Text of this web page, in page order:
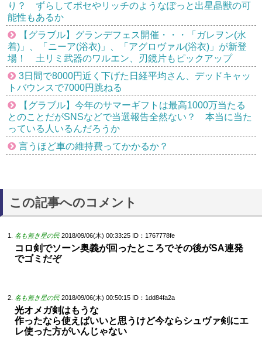
り？ ずらしてポセやリッチのようなぽっと出星晶獣の可
能性もあるか
【グラブル】グランデフェス開催・・・「ガレヲン(水
着)」、「ニーア(浴衣)」、「アグロヴァル(浴衣)」が新登
場！ 土リミ武器のワルエン、刃鏡片もピックアップ
3日間で8000円近く下げた日経平均さん、デッドキャッ
トバウンスで7000円跳ねる
【グラブル】今年のサマーギフトは最高1000万当たる
とのことだがSNSなどで当選報告全然ない？ 本当に当た
っている人いるんだろうか
言うほど車の維持費ってかかるか？
この記事へのコメント
名も無き星の民 2018/09/06(木) 00:33:25 ID：1767778fe
コロ剣でソーン奥義が回ったところでその後がSA連発
でゴミだぞ
名も無き星の民 2018/09/06(木) 00:50:15 ID：1dd84fa2a
光オメガ剣はもうな
作ったなら使えばいいと思うけど今ならシュヴァ剣にエ
レ使った方がいんじゃない